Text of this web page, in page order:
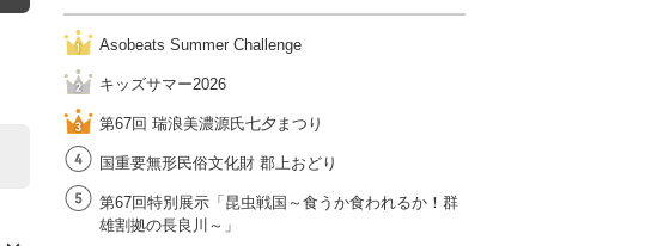
Asobeats Summer Challenge
キッズサマー2026
第67回 瑞浪美濃源氏七夕まつり
国重要無形民俗文化財 郡上おどり
第67回特別展示「昆虫戦国～食うか食われるか！群
雄割拠の長良川～」